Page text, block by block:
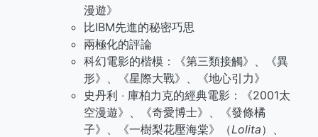
漫遊》
比IBM先進的秘密巧思
兩極化的評論
科幻電影的楷模：《第三類接觸》、《異
形》、《星際大戰》、《地心引力》
史丹利 ‧ 庫柏力克的經典電影：《2001太
空漫遊》、《奇愛博士》、《發條橘
子》、《一樹梨花壓海棠》（Lolita）、